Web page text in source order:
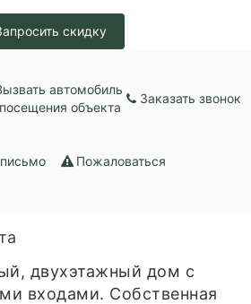
скидку
автомобиль
объекта
Заказать звонок
Пожаловаться
двухэтажный дом с
входами. Собственная